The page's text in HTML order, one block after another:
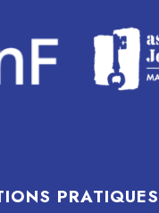
PRATIQUES